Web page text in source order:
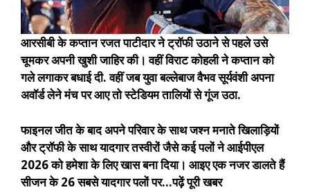
आरसीबी के कप्तान रजत पाटीदार ने ट्रॉफी उठाने से पहले उसे
चूमकर अपनी खुशी जाहिर की। वहीं विराट कोहली ने कप्तान को
गले लगाकर बधाई दी. वहीं जब युवा बल्लेबाज वैभव सूर्यवंशी अपना
अवॉर्ड लेने मंच पर आए तो स्टेडियम तालियों से गूंज उठा.
फाइनल जीत के बाद अपने परिवार के साथ जश्न मनाते खिलाड़ियों
और ट्रॉफी के साथ यादगार तस्वीरों जैसे कई पलों ने आईपीएल
2026 को हमेशा के लिए खास बना दिया। आइए एक नजर डालते हैं
सीजन के 26 सबसे यादगार पलों पर…पढ़ें पूरी खबर